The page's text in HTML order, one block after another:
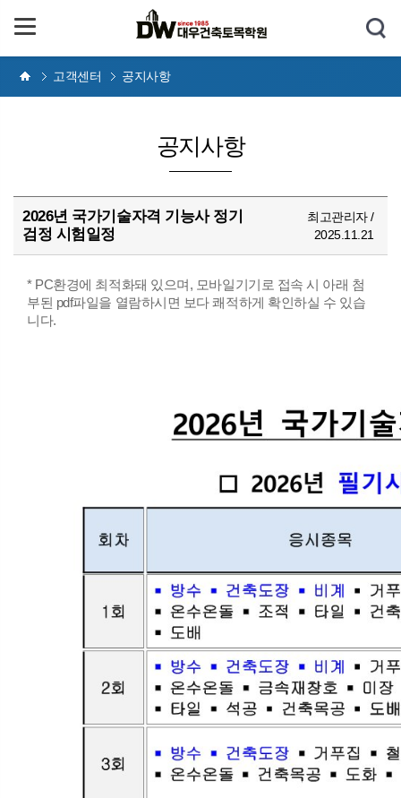
고객센터 공지사항
공지사항
2026년 국가기술자격 기능사 정기
검정 시험일정
최고관리자 /
2025.11.21
* PC환경에 최적화돼 있으며, 모바일기기로 접속 시 아래 첨
부된 pdf파일을 열람하시면 보다 쾌적하게 확인하실 수 있습
니다.